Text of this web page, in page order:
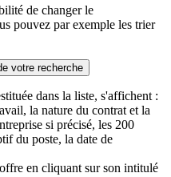
de changer le
pouvez par exemple les trier
votre recherche
dans la liste, s'affichent :
la nature du contrat et la
si précisé, les 200
du poste, la date de
en cliquant sur son intitulé